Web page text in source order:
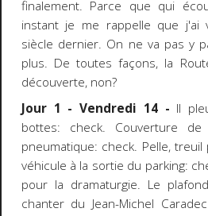
finalement. Parce que qui
instant je me rappelle que j'ai
siècle dernier. On ne va pas y
plus. De toutes façons, la
découverte, non?
Jour 1 - Vendredi 14 - Il
bottes: check. Couverture
pneumatique: check. Pelle,
véhicule à la sortie du parking:
pour la dramaturgie. Le
chanter du Jean-Michel